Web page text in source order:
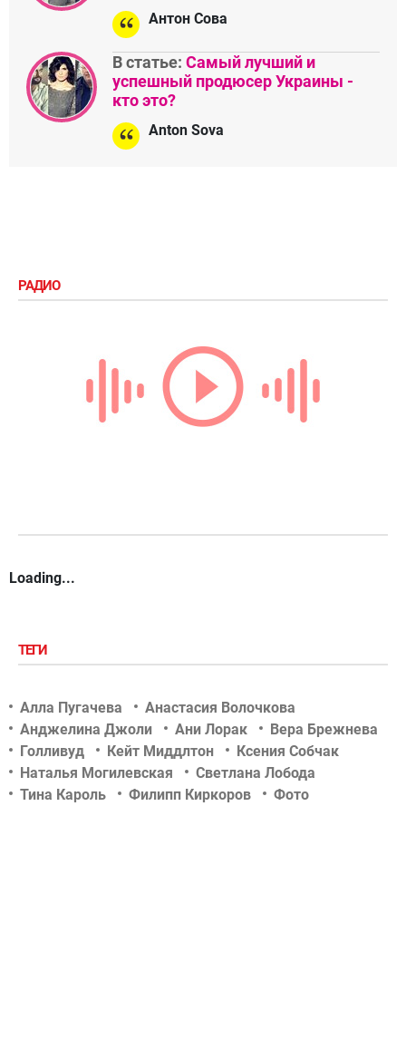
Антон Сова
В статье: Самый лучший и
успешный продюсер Украины -
кто это?
Anton Sova
РАДИО
Loading...
ТЕГИ
Алла Пугачева
Анастасия Волочкова
Анджелина Джоли
Ани Лорак
Вера Брежнева
Голливуд
Кейт Миддлтон
Ксения Собчак
Наталья Могилевская
Светлана Лобода
Тина Кароль
Филипп Киркоров
Фото